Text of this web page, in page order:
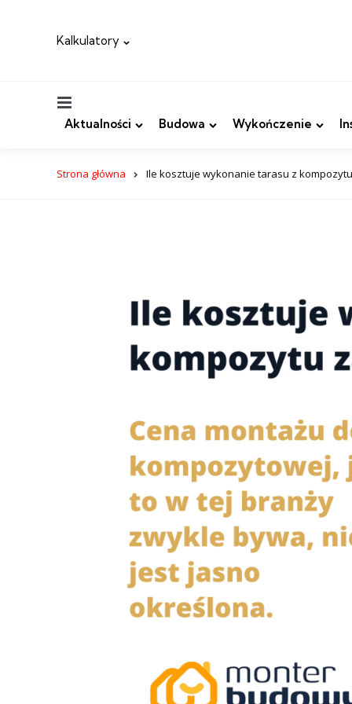
Kalkulatory
Aktualności Budowa Wykończenie
Strona główna Ile kosztuje wykonanie tarasu z